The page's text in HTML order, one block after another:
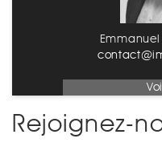
Emmanuel
Rejoignez-